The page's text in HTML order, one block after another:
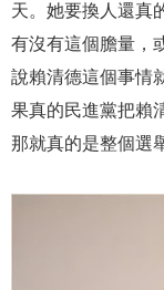
天。她要換人還真
有沒有這個膽量，
說賴清德這個事情
果真的民進黨把賴
那就真的是整個選